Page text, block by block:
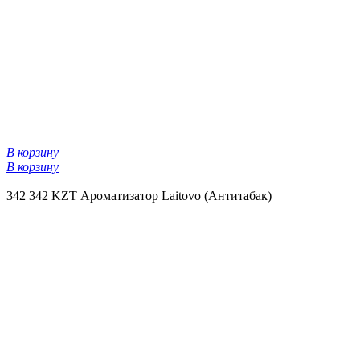
В корзину
В корзину
342 342 KZT Ароматизатор Laitovo (Антитабак)